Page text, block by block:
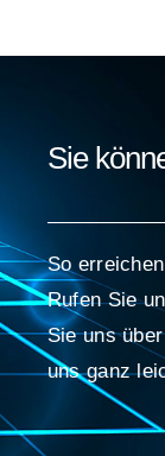
Sie
So
Rufen Sie
Sie uns
uns ganz